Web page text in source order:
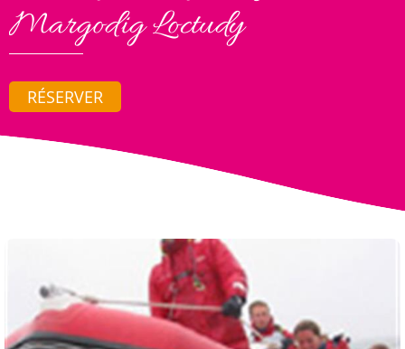
Margodig Loctudy
RÉSERVER